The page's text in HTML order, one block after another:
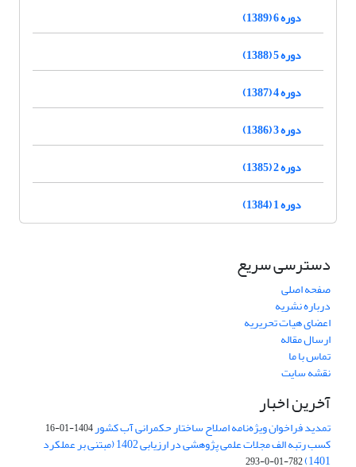
دوره 6 (1389)
دوره 5 (1388)
دوره 4 (1387)
دوره 3 (1386)
دوره 2 (1385)
دوره 1 (1384)
دسترسی سریع
صفحه اصلی
درباره نشریه
اعضای هیات تحریریه
ارسال مقاله
تماس با ما
نقشه سایت
آخرین اخبار
تمدید فراخوان ویژه‌نامه اصلاح ساختار حکمرانی آب کشور1404-01-16
کسب رتبه الف مجلات علمی پژوهشی در ارزیابی 1402 (مبتنی بر عملکرد
1401)
782-01-0-293